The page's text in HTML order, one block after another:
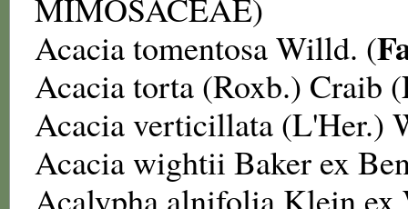
MIMOSACEAE)
Acacia tomentosaWilld. (
Acacia torta (Roxb.) Craib (
Acacia verticillata (L'Her.)
Acacia wightii Baker ex
Acalypha alnifolia Klein ex